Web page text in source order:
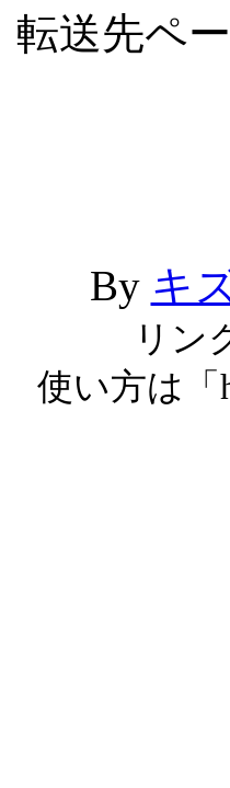
転送先ペ
By キ
リン
使い方は「